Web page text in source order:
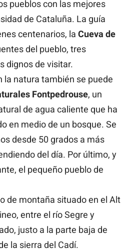
pueblos con las mejores
de Cataluña. La guía
centenarios, la Cueva de
del pueblo, tres
dignos de visitar.
la natura también se puede
Fontpedrouse, un
de agua caliente que ha
en medio de un bosque. Se
desde 50 grados a más
del día. Por último, y
el pequeño pueblo de
de montaña situado en el Alt
entre el río Segre y
justo a la parte baja de
la sierra del Cadí.